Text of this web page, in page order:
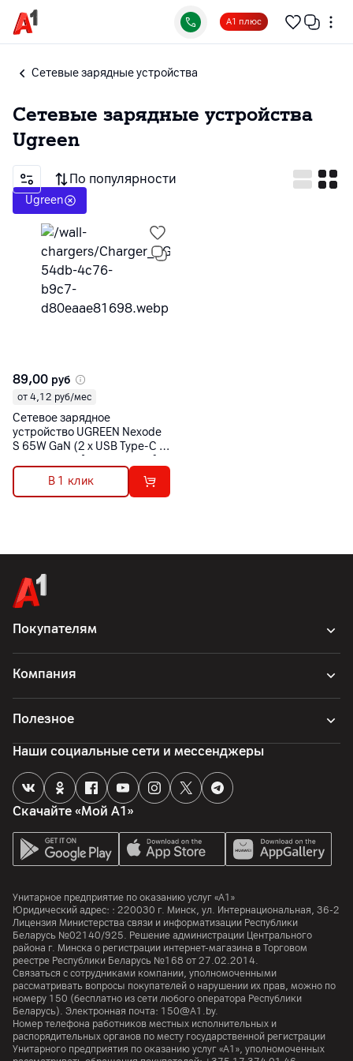
А1 плюс
Сетевые зарядные устройства
Сетевые зарядные устройства
Ugreen
По популярности
Ugreen
89,00 руб
от 4,12 руб/мес
Сетевое зарядное
устройство UGREEN Nexode
S 65W GaN (2 x USB Type-C +
В 1 клик
Покупателям
Компания
Полезное
Скачайте «Мой А1»
Наши социальные сети и мессенджеры
Унитарное предприятие по оказанию услуг «А1»
Юридический адрес: : 220030 г. Минск, ул. Интернациональная, 36-2
Лицензия Министерства связи и информатизации Республики
Беларусь №02140/925. Решение администрации Центрального
района г. Минска о регистрации интернет-магазина в Торговом
реестре Республики Беларусь №168 от 27.02.2014.
Связаться с сотрудниками компании, уполномоченными
рассматривать вопросы покупателей о нарушении их прав, можно по
номеру 150 (бесплатно из сети любого оператора Республики
Беларусь). Электронная почта: 150@A1.by.
Номер телефона работников местных исполнительных и
распорядительных органов по месту государственной регистрации
Унитарного предприятия по оказанию услуг «А1», уполномоченных